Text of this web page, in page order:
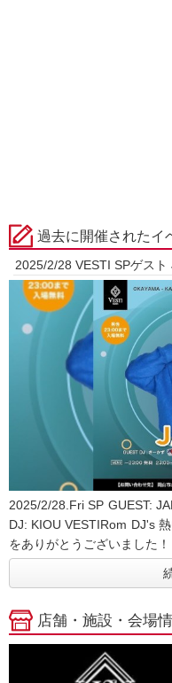
過去に開催されたイ
2025/2/28 VESTI SPゲスト
2025/2/28.Fri SP GUEST:
DJ: KIOU VESTIRom DJ's
をありがとうございました
店舗・施設・会場